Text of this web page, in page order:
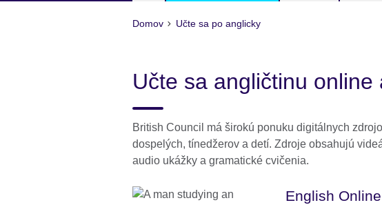
Domov Učte sa po anglicky
Učte sa angličtinu online
British Council má širokú ponuku digitálnych
dospelých, tínedžerov a detí. Zdroje obsahujú
audio ukážky a gramatické cvičenia.
English